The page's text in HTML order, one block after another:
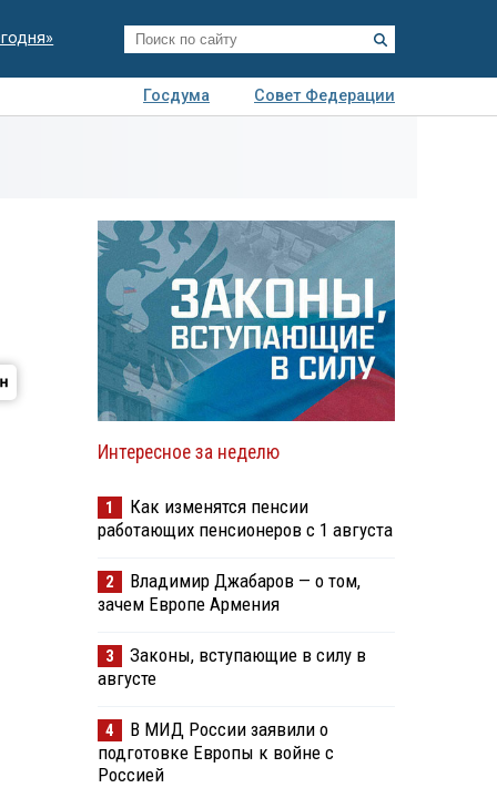
Госдума
Совет Федерации
Интересное за неделю
1
Как изменятся пенсии
работающих пенсионеров с 1 августа
2
Владимир Джабаров — о том,
зачем Европе Армения
3
Законы, вступающие в силу в
августе
4
В МИД России заявили о
подготовке Европы к войне с
Россией